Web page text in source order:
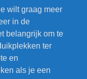
wilt graag meer
in de
belangrijk om te
ter
en
als je een